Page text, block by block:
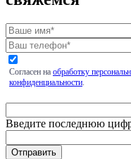
Согласен на обработку
конфиденциальности.
Введите последнюю